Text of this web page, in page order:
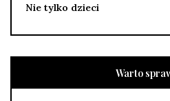
Nie tylko dzieci
Warto